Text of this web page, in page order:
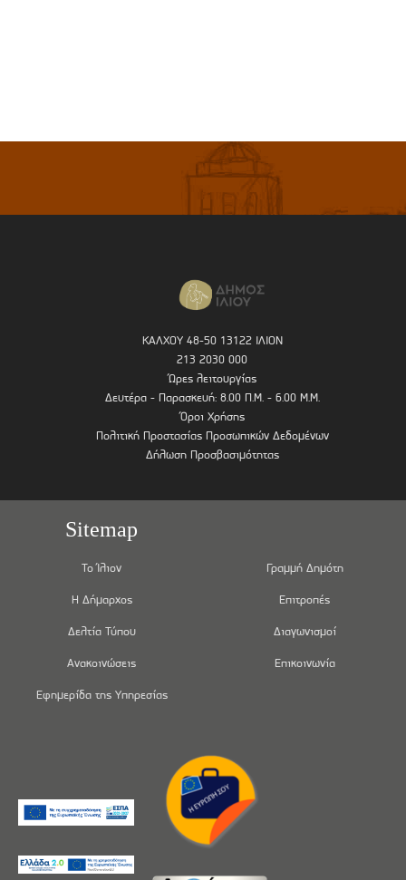
ΚΑΛΧΟΥ 48-50 13122 ΙΛΙΟΝ
213 2030 000
Ώρες λειτουργίας
Δευτέρα - Παρασκευή: 8.00 Π.Μ. - 6.00 Μ.Μ.
Όροι Χρήσης
Πολιτική Προστασίας Προσωπικών Δεδομένων
Δήλωση Προσβασιμότητας
Sitemap
Το Ίλιον
Η Δήμαρχος
Δελτία Τύπου
Ανακοινώσεις
Εφημερίδα της Υπηρεσίας
Γραμμή Δημότη
Επιτροπές
Διαγωνισμοί
Επικοινωνία